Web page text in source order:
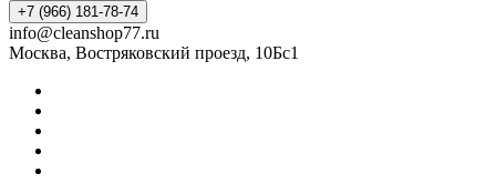
+7 (966) 181-78-74
info@cleanshop77.ru
Москва, Востряковский проезд, 10Бс1